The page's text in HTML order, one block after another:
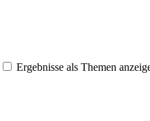
Ergebnisse als Themen